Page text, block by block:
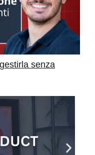
senza